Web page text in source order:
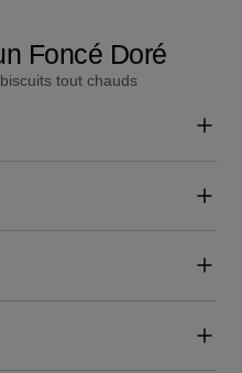
Foncé Doré
tout chauds